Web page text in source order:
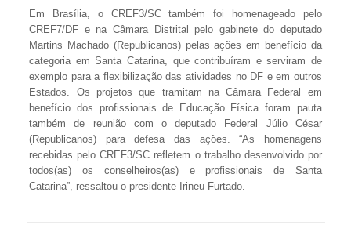
Em Brasília, o CREF3/SC também foi homenageado pelo
CREF7/DF e na Câmara Distrital pelo gabinete do deputado
Martins Machado (Republicanos) pelas ações em benefício da
categoria em Santa Catarina, que contribuíram e serviram de
exemplo para a flexibilização das atividades no DF e em outros
Estados. Os projetos que tramitam na Câmara Federal em
benefício dos profissionais de Educação Física foram pauta
também de reunião com o deputado Federal Júlio César
(Republicanos) para defesa das ações. “As homenagens
recebidas pelo CREF3/SC refletem o trabalho desenvolvido por
todos(as) os conselheiros(as) e profissionais de Santa
Catarina”, ressaltou o presidente Irineu Furtado.